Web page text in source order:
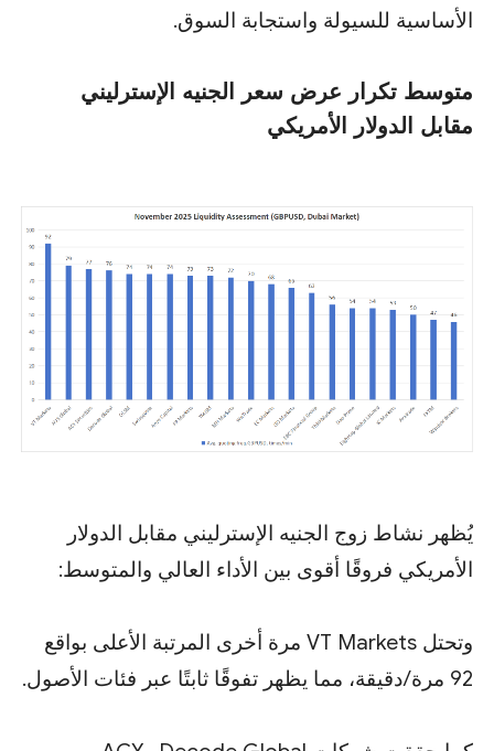
الأساسية للسيولة واستجابة السوق.
متوسط ​​تكرار عرض سعر الجنيه الإسترليني
مقابل الدولار الأمريكي
يُظهر نشاط زوج الجنيه الإسترليني مقابل الدولار
الأمريكي فروقًا أقوى بين الأداء العالي والمتوسط:
وتحتل VT Markets مرة أخرى المرتبة الأعلى بواقع
92 مرة/دقيقة، مما يظهر تفوقًا ثابتًا عبر فئات الأصول.